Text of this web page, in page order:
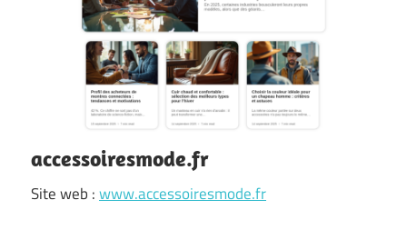
accessoiresmode.fr
Site web :www.accessoiresmode.fr